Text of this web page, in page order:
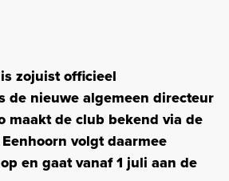
zojuist officieel
de nieuwe algemeen directeur
maakt de club bekend via de
volgt daarmee
en gaat vanaf 1 juli aan de